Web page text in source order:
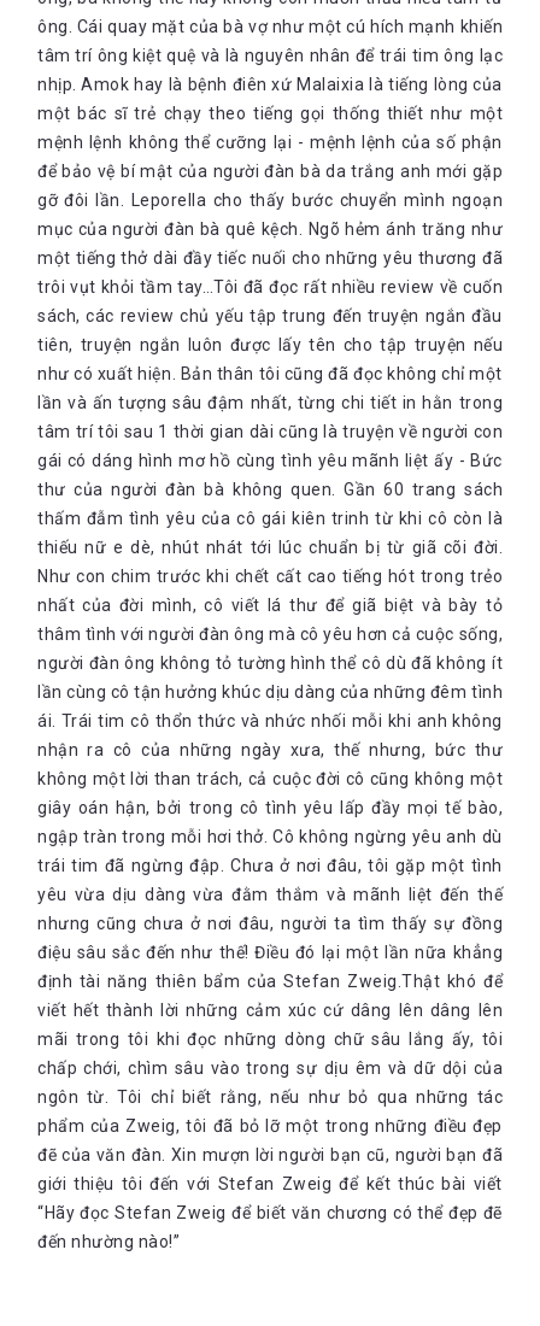
ông. Cái quay mặt của bà vợ như một cú hích mạnh khiến
tâm trí ông kiệt quệ và là nguyên nhân để trái tim ông lạc
nhịp. Amok hay là bệnh điên xứ Malaixia là tiếng lòng của
một bác sĩ trẻ chạy theo tiếng gọi thống thiết như một
mệnh lệnh không thể cưỡng lại - mệnh lệnh của số phận
để bảo vệ bí mật của người đàn bà da trắng anh mới gặp
gỡ đôi lần. Leporella cho thấy bước chuyển mình ngoạn
mục của người đàn bà quê kệch. Ngõ hẻm ánh trăng như
một tiếng thở dài đầy tiếc nuối cho những yêu thương đã
trôi vụt khỏi tầm tay…Tôi đã đọc rất nhiều review về cuốn
sách, các review chủ yếu tập trung đến truyện ngắn đầu
tiên, truyện ngắn luôn được lấy tên cho tập truyện nếu
như có xuất hiện. Bản thân tôi cũng đã đọc không chỉ một
lần và ấn tượng sâu đậm nhất, từng chi tiết in hằn trong
tâm trí tôi sau 1 thời gian dài cũng là truyện về người con
gái có dáng hình mơ hồ cùng tình yêu mãnh liệt ấy - Bức
thư của người đàn bà không quen. Gần 60 trang sách
thấm đẫm tình yêu của cô gái kiên trinh từ khi cô còn là
thiếu nữ e dè, nhút nhát tới lúc chuẩn bị từ giã cõi đời.
Như con chim trước khi chết cất cao tiếng hót trong trẻo
nhất của đời mình, cô viết lá thư để giã biệt và bày tỏ
thâm tình với người đàn ông mà cô yêu hơn cả cuộc sống,
người đàn ông không tỏ tường hình thể cô dù đã không ít
lần cùng cô tận hưởng khúc dịu dàng của những đêm tình
ái. Trái tim cô thổn thức và nhức nhối mỗi khi anh không
nhận ra cô của những ngày xưa, thế nhưng, bức thư
không một lời than trách, cả cuộc đời cô cũng không một
giây oán hận, bởi trong cô tình yêu lấp đầy mọi tế bào,
ngập tràn trong mỗi hơi thở. Cô không ngừng yêu anh dù
trái tim đã ngừng đập. Chưa ở nơi đâu, tôi gặp một tình
yêu vừa dịu dàng vừa đằm thắm và mãnh liệt đến thế
nhưng cũng chưa ở nơi đâu, người ta tìm thấy sự đồng
điệu sâu sắc đến như thế! Điều đó lại một lần nữa khẳng
định tài năng thiên bẩm của Stefan Zweig.Thật khó để
viết hết thành lời những cảm xúc cứ dâng lên dâng lên
mãi trong tôi khi đọc những dòng chữ sâu lắng ấy, tôi
chấp chới, chìm sâu vào trong sự dịu êm và dữ dội của
ngôn từ. Tôi chỉ biết rằng, nếu như bỏ qua những tác
phẩm của Zweig, tôi đã bỏ lỡ một trong những điều đẹp
đẽ của văn đàn. Xin mượn lời người bạn cũ, người bạn đã
giới thiệu tôi đến với Stefan Zweig để kết thúc bài viết
“Hãy đọc Stefan Zweig để biết văn chương có thể đẹp đẽ
đến nhường nào!”